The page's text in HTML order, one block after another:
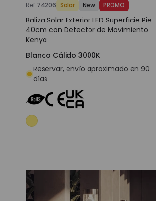
Ref 74206 Solar New PROMO
Baliza Solar Exterior LED Superficie Pie
40cm con Detector de Movimiento
Kenya
Blanco Cálido 3000K
Reservar, envío aproximado en 90
días